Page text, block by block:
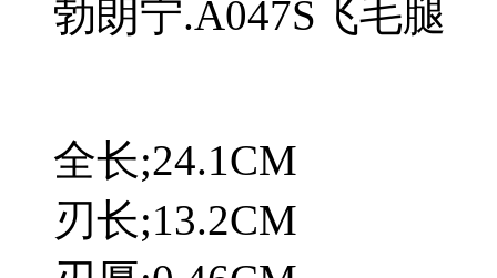
勃朗宁.A047S飞毛腿
全长;24.1CM
刃长;13.2CM